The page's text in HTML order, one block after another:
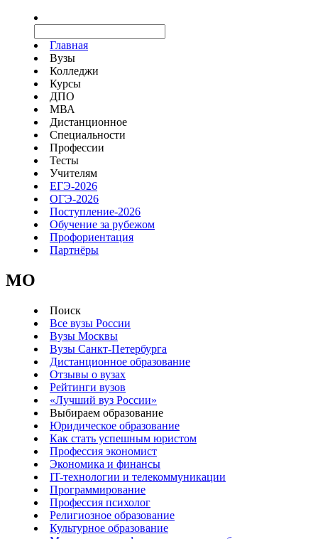
Главная
Вузы
Колледжи
Курсы
ДПО
МВА
Дистанционное
Специальности
Профессии
Тесты
Учителям
ЕГЭ-2026
ОГЭ-2026
Поступление-2026
Обучение за рубежом
Профориентация
Партнёры
MO
Поиск
Все вузы России
Вузы Москвы
Вузы Санкт-Петербурга
Дистанционное образование
Отзывы о вузах
Рейтинги вузов
«Лучший вуз России»
Выбираем образование
Юридическое образование
Как стать успешным юристом
Профессия экономист
Экономика и финансы
IT-технологии и телекоммуникации
Программирование
Профессия психолог
Религиозное образование
Культурное образование